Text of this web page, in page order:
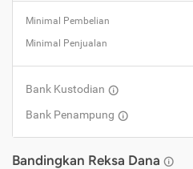
Minimal Pembelian
Minimal Penjualan
Bank Kustodian
Bank Penampung
Bandingkan Reksa Dana